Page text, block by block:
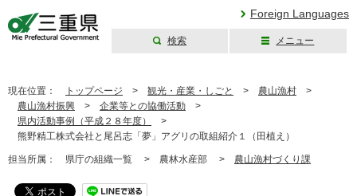
Foreign Languages
検索 メニュー
現在位置： トップページ > 観光・産業・しごと > 農山漁村 >
農山漁村振興 > 企業等との協働活動 >
県内活動事例（平成２８年度）
>
熊野精工株式会社と尾呂志「夢」アグリの取組紹介１（田植え）
担当所属： 県庁の組織一覧 > 農林水産部 > 農山漁村づくり課